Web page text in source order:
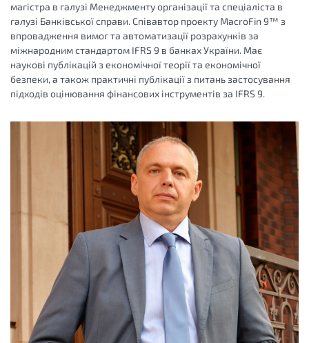
магістра в галузі Менеджменту організації та спеціаліста в
галузі Банківської справи. Співавтор проекту MacroFin 9™ з
впровадження вимог та автоматизації розрахунків за
міжнародним стандартом IFRS 9 в банках України. Має
наукові публікацій з економічної теорії та економічної
безпеки, а також практичні публікації з питань застосування
підходів оцінювання фінансових інструментів за IFRS 9.